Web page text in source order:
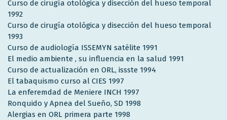
Curso de cirugía otológica y disección del hueso temporal
1992
Curso de cirugía otológica y disección del hueso temporal
1993
Curso de audiología ISSEMYN satélite 1991
El medio ambiente , su influencia en la salud 1991
Curso de actualización en ORL, issste 1994
El tabaquismo curso al CIES 1997
La enferemdad de Meniere INCH 1997
Ronquido y Apnea del Sueño, SD 1998
Alergias en ORL primera parte 1998